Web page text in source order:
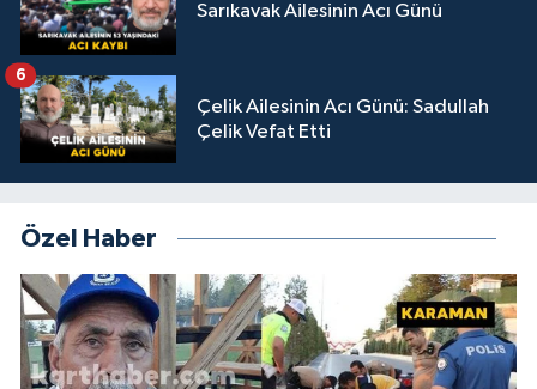
Sarıkavak Ailesinin Acı Günü
Çelik Ailesinin Acı Günü: Sadullah
Çelik Vefat Etti
6
Özel Haber